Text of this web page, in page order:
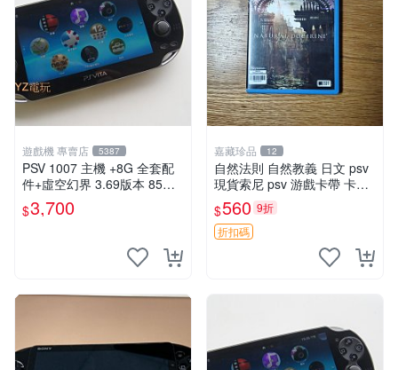
遊戲機 專賣店 5387
PSV 1007 主機 +8G 全套配
件+虛空幻界 3.69版本 85成
新 PS Vita1007 一年保修
$3,700
嘉藏珍品 12
自然法則 自然教義 日文 psv
現貨索尼 psv 游戲卡帶 卡盒
無損 版本外版 功能正常讀卡
關于質量：為避免糾紛，鑒寶
專家，收藏家和較真黨自行繞
$560 9折
折扣碼